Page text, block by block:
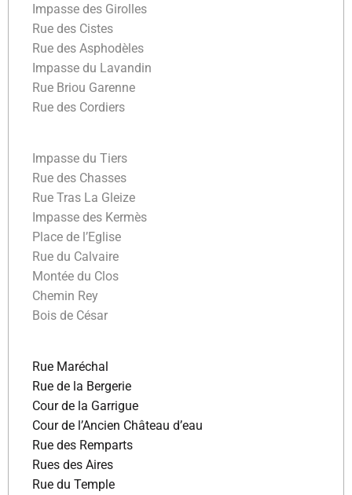
Impasse des Girolles
Rue des Cistes
Rue des Asphodèles
Impasse du Lavandin
Rue Briou Garenne
Rue des Cordiers
Impasse du Tiers
Rue des Chasses
Rue Tras La Gleize
Impasse des Kermès
Place de l’Eglise
Rue du Calvaire
Montée du Clos
Chemin Rey
Bois de César
Rue Maréchal
Rue de la Bergerie
Cour de la Garrigue
Cour de l’Ancien Château d’eau
Rue des Remparts
Rues des Aires
Rue du Temple